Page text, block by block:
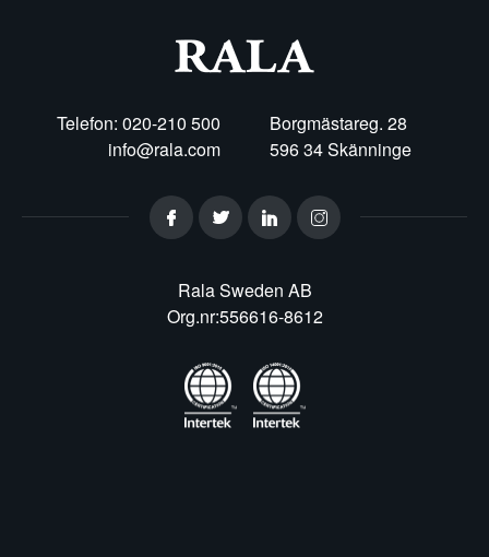
Telefon: 020-210 500
info@rala.com
Borgmästareg. 28
596 34 Skänninge
Rala Sweden AB
Org.nr:556616-8612